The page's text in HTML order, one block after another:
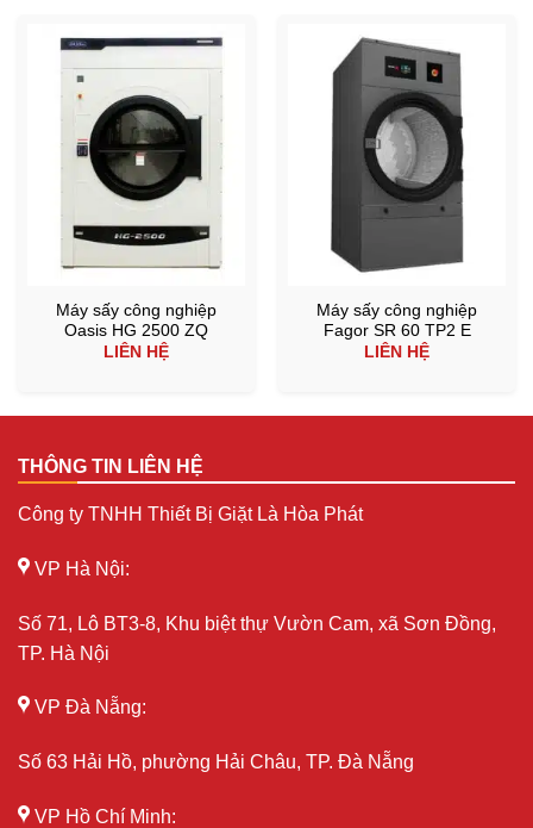
Máy sấy công nghiệp
Oasis HG 2500 ZQ
LIÊN HỆ
Máy sấy công nghiệp
Fagor SR 60 TP2 E
LIÊN HỆ
THÔNG TIN LIÊN HỆ
Công ty TNHH Thiết Bị Giặt Là Hòa Phát
VP Hà Nội:
Số 71, Lô BT3-8, Khu biệt thự Vườn Cam, xã Sơn Đồng,
TP. Hà Nội
VP Đà Nẵng:
Số 63 Hải Hồ, phường Hải Châu, TP. Đà Nẵng
VP Hồ Chí Minh: